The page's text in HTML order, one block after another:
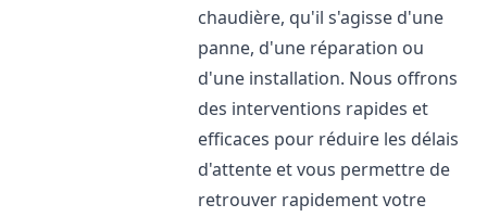
chaudière, qu'il s'agisse d'une
panne, d'une réparation ou
d'une installation. Nous offrons
des interventions rapides et
efficaces pour réduire les délais
d'attente et vous permettre de
retrouver rapidement votre